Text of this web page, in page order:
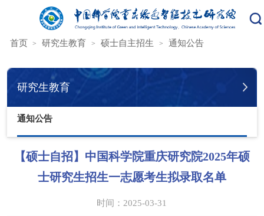
您的位置：
首页 研究生教育 硕士自主招生 通知公告
研究生教育
通知公告
【硕士自招】中国科学院重庆研究院2025年硕
士研究生招生一志愿考生拟录取名单
时间：2025-03-31